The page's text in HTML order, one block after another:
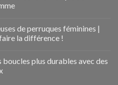
de perruques féminines |
la différence !
plus durables avec des